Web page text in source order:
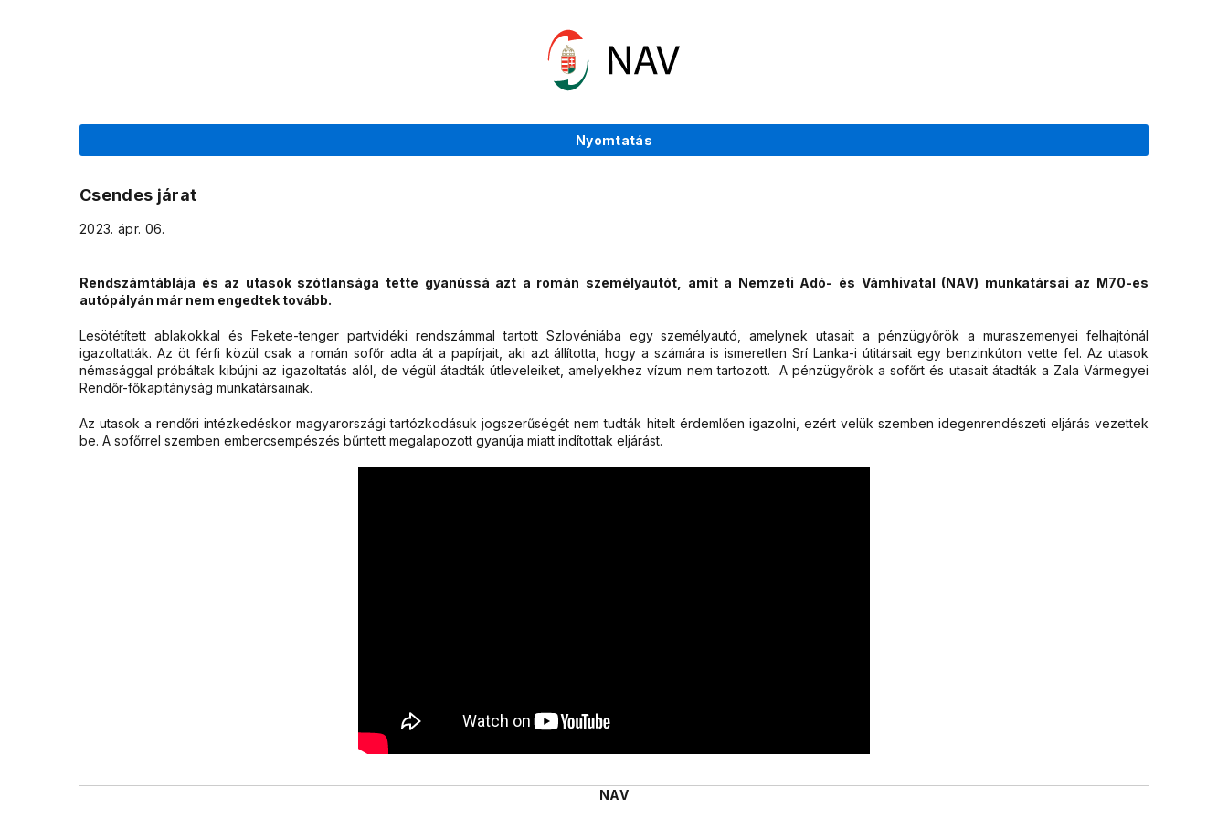
Nyomtatás
Csendes járat
2023. ápr. 06.
Rendszámtáblája és az utasok szótlansága tette gyanússá azt a román személyautót, amit a Nemzeti Adó- és Vámhivatal (NAV) munkatársai az M70-es
autópályán már nem engedtek tovább.
Lesötétített ablakokkal és Fekete-tenger partvidéki rendszámmal tartott Szlovéniába egy személyautó, amelynek utasait a pénzügyőrök a muraszemenyei felhajtónál
igazoltatták. Az öt férfi közül csak a román sofőr adta át a papírjait, aki azt állította, hogy a számára is ismeretlen Srí Lanka-i útitársait egy benzinkúton vette fel. Az utasok
némasággal próbáltak kibújni az igazoltatás alól, de végül átadták útleveleiket, amelyekhez vízum nem tartozott. A pénzügyőrök a sofőrt és utasait átadták a Zala Vármegyei
Rendőr-főkapitányság munkatársainak.
Az utasok a rendőri intézkedéskor magyarországi tartózkodásuk jogszerűségét nem tudták hitelt érdemlően igazolni, ezért velük szemben idegenrendészeti eljárás vezettek
be. A sofőrrel szemben embercsempészés bűntett megalapozott gyanúja miatt indítottak eljárást.
NAV